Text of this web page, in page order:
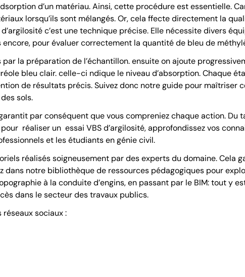
d’un matériau. Ainsi, cette procédure est essentielle.
lorsqu’ils sont mélangés. Or, cela ffecte directement la
c’est une technique précise. Elle nécessite divers
encore, pour évaluer correctement la quantité de bleu de
par la préparation de l’échantillon. ensuite on ajoute
bleu clair. celle-ci ndique le niveau d’absorption. Chaque
de résultats précis. Suivez donc notre guide pour maîtriser
sols.
par conséquent que vous compreniez chaque action. Du
réaliser un essai VBS d’argilosité, approfondissez vos
et les étudiants en génie civil.
réalisés soigneusement par des experts du domaine. Cela
dans notre bibliothèque de ressources pédagogiques pour
à la conduite d’engins, en passant par le BIM: tout y
dans le secteur des travaux publics.
réseaux sociaux :